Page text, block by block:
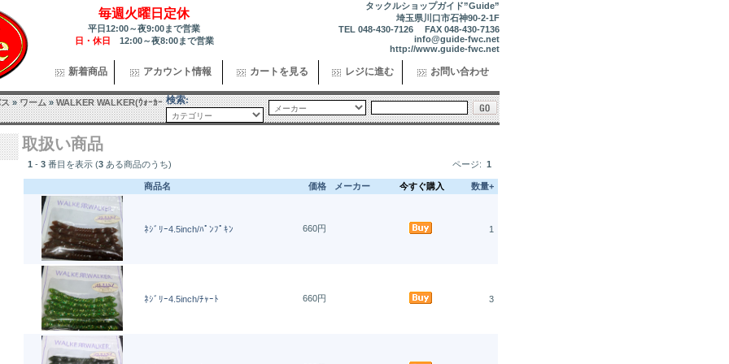
毎週火曜日定休
平日12:00～夜9:00まで営業
日・休日 12:00～夜8:00まで営業
タックルショップガイド”Guide”
埼玉県川口市石神90-2-1F
TEL 048-430-7126 FAX 048-430-7136
info@guide-fwc.net
http://www.guide-fwc.net
新着商品 アカウント情報 カートを見る レジに進む お問い合わせ
»ワーム»WALKER WALKER(ｳｫｰｶｰ 検索:
取扱い商品
1 - 3 番目を表示 (3 ある商品のうち) ページ: 1
商品名 価格 メーカー 今すぐ購入 数量+
ﾈｼﾞﾘｰ4.5inch/ﾊﾟﾝﾌﾟｷﾝ 660円 1
ﾈｼﾞﾘｰ4.5inch/ﾁｬｰﾄ 660円 3